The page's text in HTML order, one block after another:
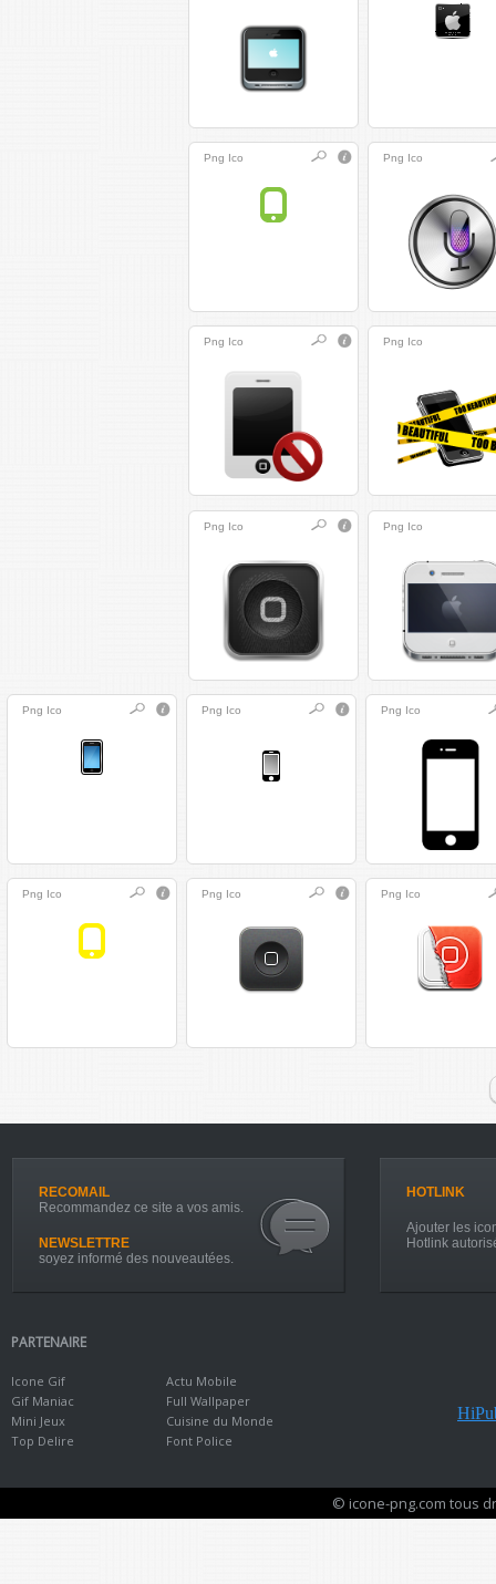
Png Ico Png Ico
Png Ico Png Ico
Png Ico Png Ico
Png Ico Png Ico Png Ico
Png Ico Png Ico Png Ico
RECOMAIL
Recommandez ce site a vos amis.
NEWSLETTRE
soyez informé des nouveautées.
HOTLINK
Ajouter les
Hotlink
PARTENAIRE
Icone Gif
Gif Maniac
Mini Jeux
Top Delire
Actu Mobile
Full Wallpaper
Cuisine du Monde
Font Police
© icone-png.com tous